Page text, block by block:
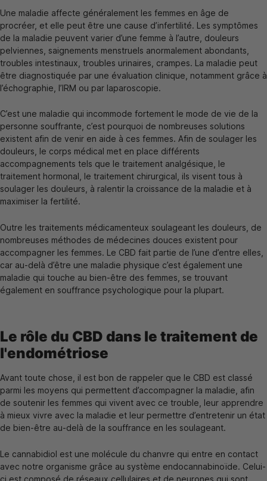
Une maladie affecte généralement les femmes en âge de
procréer, et elle peut être une cause d’infertilité. Les symptômes
de la maladie peuvent varier d’une femme à l’autre, douleurs
pelviennes, saignements menstruels anormalement abondants,
troubles intestinaux, troubles urinaires, crampes. La maladie peut
être diagnostiquée par une évaluation clinique, notamment grâce à
l’échographie, l’IRM ou par laparoscopie.
C’est une maladie qui incommode fortement le mode de vie de la
personne souffrante, c’est pourquoi de nombreuses solutions
existent afin de venir en aide à ces femmes. Afin de soulager les
douleurs, le corps médical met en place différents
accompagnements tels que le traitement analgésique, le
traitement hormonal, le traitement chirurgical, ils visent tous à
soulager les douleurs, à ralentir la croissance de la maladie et à
maximiser la fertilité.
Outre les traitements médicamenteux soulageant les douleurs, de
nombreuses méthodes de médecines douces existent pour
accompagner les femmes. Le CBD fait partie de l’une d’entre elles,
car au-delà d’être une maladie physique c’est également une
maladie qui touche au bien-être des femmes, se trouvant
également en souffrance psychologique pour la plupart.
Le rôle du CBD dans le traitement de
l'endométriose
Avant toute chose, il est bon de rappeler que le CBD est classé
parmi les moyens qui permettent d’accompagner la maladie, afin
de soutenir les femmes qui vivent avec ce trouble, leur apprendre
à mieux vivre avec la maladie et leur permettre d’entretenir un état
de bien-être au-delà de la souffrance en les soulageant.
Le cannabidiol est une molécule du chanvre qui entre en contact
avec notre organisme grâce au système endocannabinoïde. Celui-
ci est composé de réseaux cellulaires et de neurones qui sont